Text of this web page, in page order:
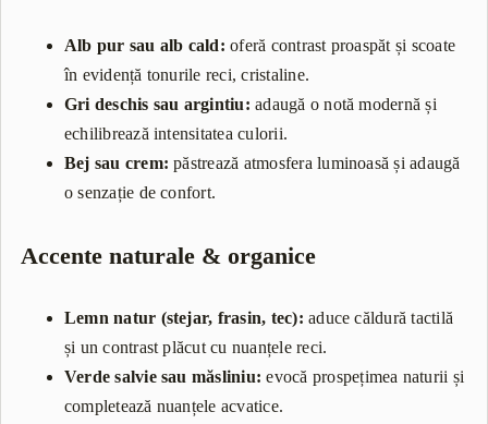
Alb pur sau alb cald: oferă contrast proaspăt și scoate
în evidență tonurile reci, cristaline.
Gri deschis sau argintiu: adaugă o notă modernă și
echilibrează intensitatea culorii.
Bej sau crem: păstrează atmosfera luminoasă și adaugă
o senzație de confort.
Accente naturale & organice
Lemn natur (stejar, frasin, tec): aduce căldură tactilă
și un contrast plăcut cu nuanțele reci.
Verde salvie sau măsliniu: evocă prospețimea naturii și
completează nuanțele acvatice.